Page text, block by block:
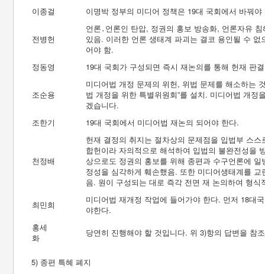
이종걸
이명박 정부의 미디어 정책은 19대 국회에서 바꿔야
전병헌
언론․언론인 탄압, 정권의 홍보 방송화, 언론자유
있음. 이러한 언론 생태계 파괴는 결코 용인될 수
어야 함.
정동영
19대 국회가 구성되면 즉시 재논의를 통해 헌재 판
조순용
미디어법 개정 문제의 위헌, 위법 문제를 해소하는
법 개정을 위한 특별위원회”를 설치. 미디어법 개
겠습니다.
조한기
19대 국회에서 미디어법 재논의 되어야 한다.
천정배
헌재 결정의 취지는 절차상의 문제점을 입법부 스
합헌이라 자의적으로 해석하여 입법의 불완전성을
상으로도 정권의 홍보를 위해 종편과 수구언론에
정성을 심각하게 훼손했음. 또한 미디어생태계를
음. 원이 구성되는 대로 즉각 전면 재 논의하여 형
최민희
미디어법 재개정 작업에 들어가야 한다. 먼저 18대
야한다.
홍세
화
당연히 진행해야 할 것입니다. 위 3)항의 답변을 참
5) 종편 특혜 폐지